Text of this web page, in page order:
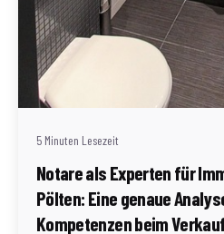
Geschrieben von
Redaktion Immofragen
5 Minuten Lesezeit
Notare als Experten für
Pölten: Eine genaue
Kompetenzen beim